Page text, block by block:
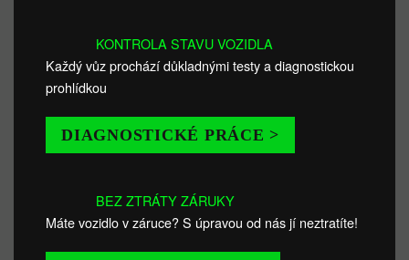
KONTROLA STAVU VOZIDLA
Každý vůz prochází důkladnými testy a diagnostickou
prohlídkou
DIAGNOSTICKÉ PRÁCE >
BEZ ZTRÁTY ZÁRUKY
Máte vozidlo v záruce? S úpravou od nás jí neztratíte!